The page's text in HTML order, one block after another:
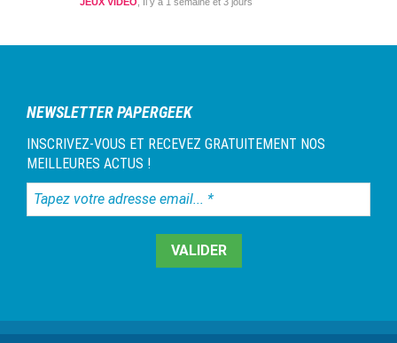
NEWSLETTER PAPERGEEK
INSCRIVEZ-VOUS ET RECEVEZ GRATUITEMENT NOS
MEILLEURES ACTUS !
Tapez
votre